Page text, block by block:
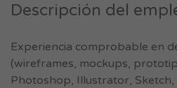
Descripción del
Experiencia comprobable en
(wireframes, mockups,
Photoshop, Illustrator, Sketch,